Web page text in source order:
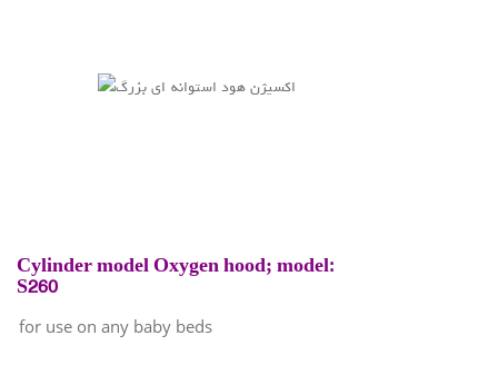
Cylinder model Oxygen hood; model:
S260
for use on any baby beds